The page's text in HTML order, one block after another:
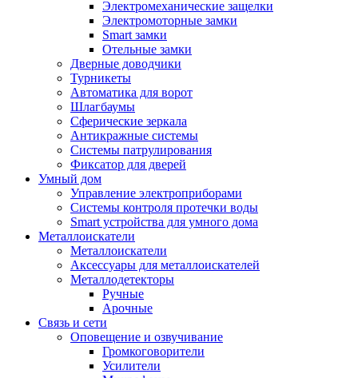
Электромеханические защелки
Электромоторные замки
Smart замки
Отельные замки
Дверные доводчики
Турникеты
Автоматика для ворот
Шлагбаумы
Сферические зеркала
Антикражные системы
Системы патрулирования
Фиксатор для дверей
Умный дом
Управление электроприборами
Системы контроля протечки воды
Smart устройства для умного дома
Металлоискатели
Металлоискатели
Аксессуары для металлоискателей
Металлодетекторы
Ручные
Арочные
Связь и сети
Оповещение и озвучивание
Громкоговорители
Усилители